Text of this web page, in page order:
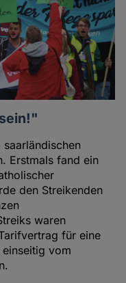
Erstmals fand ein
den Streikenden
waren
für eine
vom